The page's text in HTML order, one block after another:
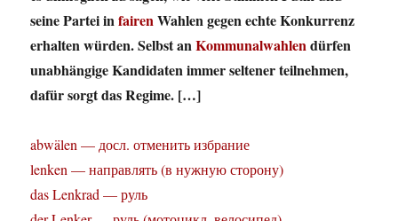
seine Partei infairenWahlen gegen echte Konkurrenz
erhalten würden. Selbst anKommunalwahlendürfen
unabhängige Kandidaten immer seltener teilnehmen,
dafür sorgt das Regime. […]
abwälen — досл. отменить избрание
lenken — направлять (в нужную сторону)
das Lenkrad — руль